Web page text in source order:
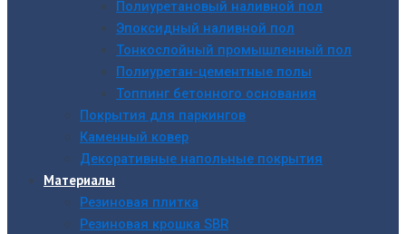
Полиуретановый наливной пол
Эпоксидный наливной пол
Тонкослойный промышленный пол
Полиуретан-цементные полы
Топпинг бетонного основания
Покрытия для паркингов
Каменный ковер
Декоративные напольные покрытия
Материалы
Резиновая плитка
Резиновая крошка SBR